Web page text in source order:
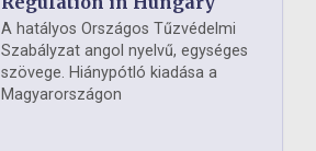
A hatályos Országos Tűzvédelmi
Szabályzat angol nyelvű, egységes
szövege. Hiánypótló kiadása a
Magyarországon